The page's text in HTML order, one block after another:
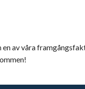
av våra